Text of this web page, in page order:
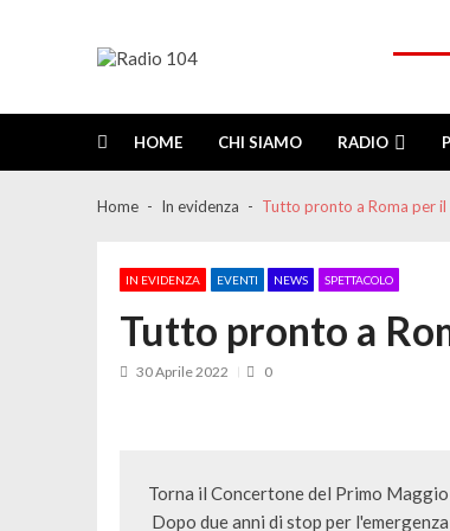
HOME CHI SIAMO RADIO
Home In evidenza Tutto pronto a Roma per
IN EVIDENZA EVENTI NEWS SPETTACOLO
Tutto pronto a
30 Aprile 2022 0
Torna il Concertone del Primo Maggio
Dopo due anni di stop per l'emergenza